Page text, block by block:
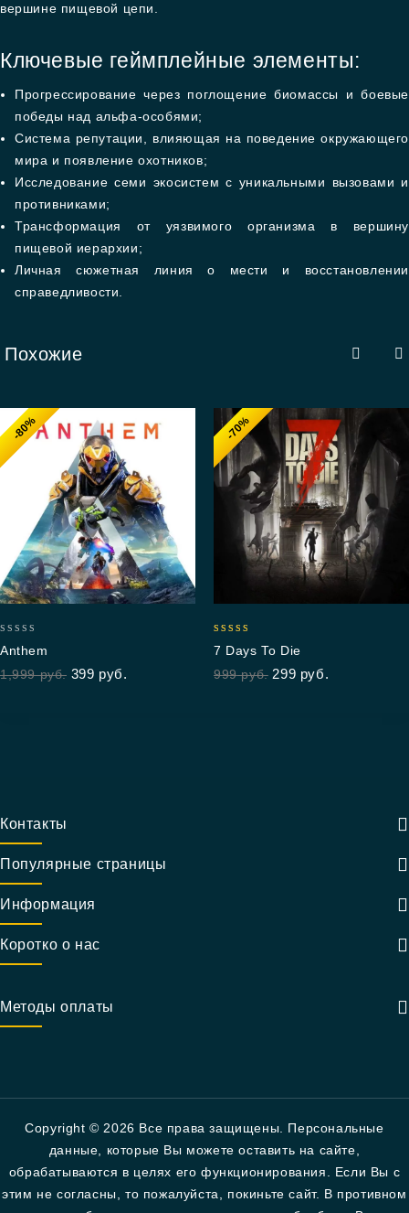
вершине пищевой цепи.
Ключевые геймплейные элементы:
Прогрессирование через поглощение биомассы и боевые
победы над альфа-особями;
Система репутации, влияющая на поведение окружающего
мира и появление охотников;
Исследование семи экосистем с уникальными вызовами и
противниками;
Трансформация от уязвимого организма в вершину
пищевой иерархии;
Личная сюжетная линия о мести и восстановлении
справедливости.
Похожие
-80%
out
of
Anthem
1,999руб. 399 руб.
-70%
out of 5
7 Days To Die
999руб. 299 руб.
Контакты
Популярные страницы
Информация
Коротко о нас
Методы оплаты
Copyright © 2026 Все права защищены. Персональные
данные, которые Вы можете оставить на сайте,
обрабатываются в целях его функционирования. Если Вы с
этим не согласны, то пожалуйста, покиньте сайт. В противном